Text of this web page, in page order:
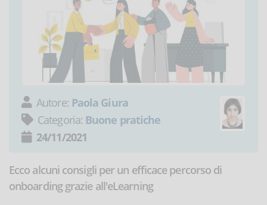
Autore: Paola Giura
Categoria: Buone pratiche
24/11/2021
Ecco alcuni consigli per un efficace percorso di
onboarding grazie all'eLearning